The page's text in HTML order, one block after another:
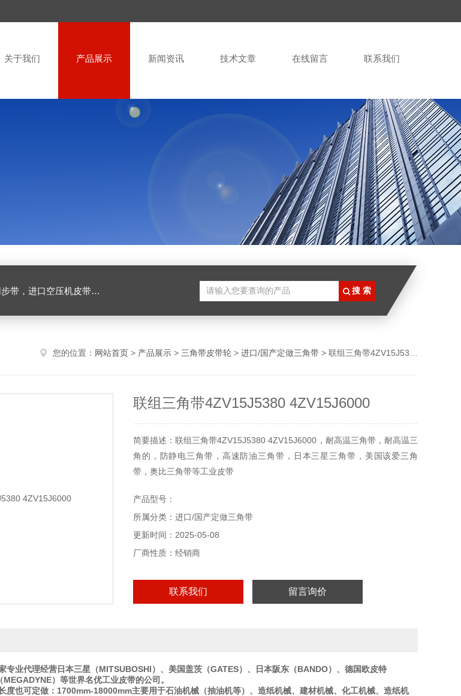
关于我们 产品展示 新闻资讯 技术文章 在线留言 联系我们
氟龙高温布，进口轴承油封及电子仪器
您的位置： 网站首页 > 产品展示 > 三角带皮带轮 > 进口/国产定做三角带 > 联组三角带4ZV15J5380 4ZV15J6000
联组三角带4ZV15J5380 4ZV15J6000
简要描述：联组三角带4ZV15J5380 4ZV15J6000，耐高温三角带，耐高温三
角的，防静电三角带，高速防油三角带，日本三星三角带，美国该爱三角
带，奥比三角带等工业皮带
产品型号：
所属分类：进口/国产定做三角带
更新时间：2025-05-08
厂商性质：经销商
联系我们 留言询价
专业代理经营日本三星（MITSUBOSHI）、美国盖茨（GATES）、日本阪东（BANDO）、德国欧皮特
）等世界名优工业皮带的公司。
度也可定做：1700mm-18000mm主要用于石油机械（抽油机等）、造纸机械、建材机械、化工机械、造纸机